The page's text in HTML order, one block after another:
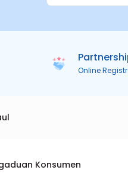
Online
Konsumen